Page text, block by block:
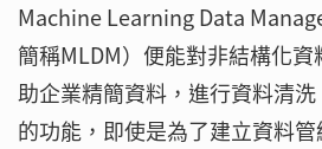
Machine Learning Data
簡稱MLDM）便能對非結構化
助企業精簡資料，進行資料清
的功能，即使是為了建立資料管